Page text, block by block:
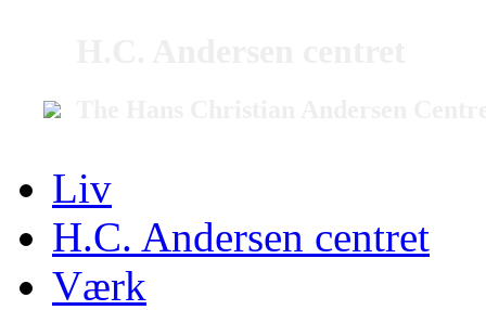
Liv
H.C. Andersen centret
Værk